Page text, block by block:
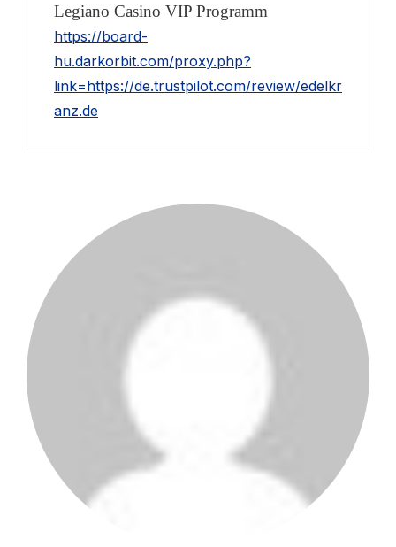
Legiano Casino VIP Programm
https://board-
hu.darkorbit.com/proxy.php?
link=https://de.trustpilot.com/review/edelkr
anz.de